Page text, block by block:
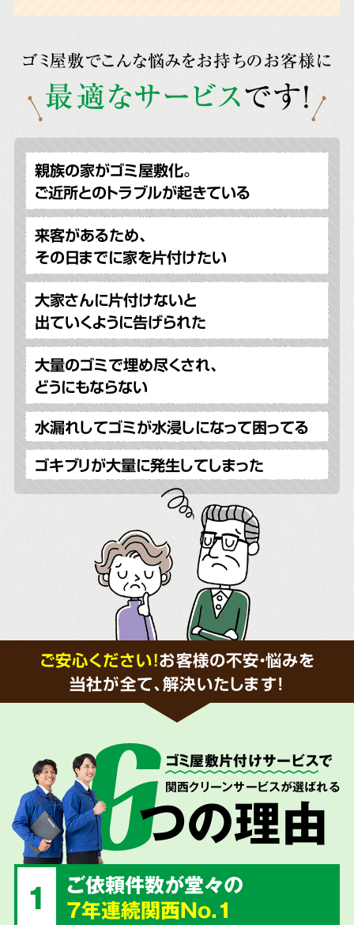
ゴミ屋敷でこんな悩みをお持ちのお客様に
最適なサービスです!
親族の家がゴミ屋敷化。
ご近所とのトラブルが起きている
来客があるため、
その日までに家を片付けたい
大家さんに片付けないと
出ていくように告げられた
大量のゴミで埋め尽くされ、
どうにもならない
水漏れしてゴミが水浸しになって困ってる
ゴキブリが大量に発生してしまった
ご安心ください！お客様の不安・悩みを
当社が全て、解決いたします!
ゴミ屋敷片付けサービスで
関西クリーンサービスが選ばれる
つの理由
1
ご依頼件数が堂々の
7年連続関西No.1